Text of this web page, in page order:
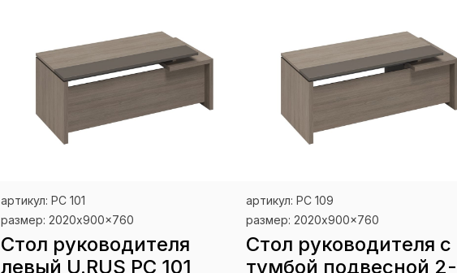
артикул: РС 101
размер: 2020x900x760
Стол руководителя
левый U.RUS РС 101
артикул: РС 109
размер: 2020x900x760
Стол руководителя с
тумбой подвесной 2-